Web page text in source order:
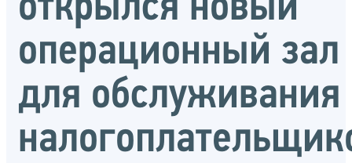
операционный зал
для обслуживания